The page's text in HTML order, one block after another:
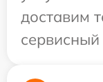
доставим